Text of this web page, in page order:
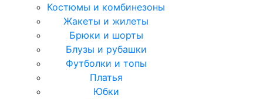
Костюмы и комбинезоны
Жакеты и жилеты
Брюки и шорты
Блузы и рубашки
Футболки и топы
Платья
Юбки